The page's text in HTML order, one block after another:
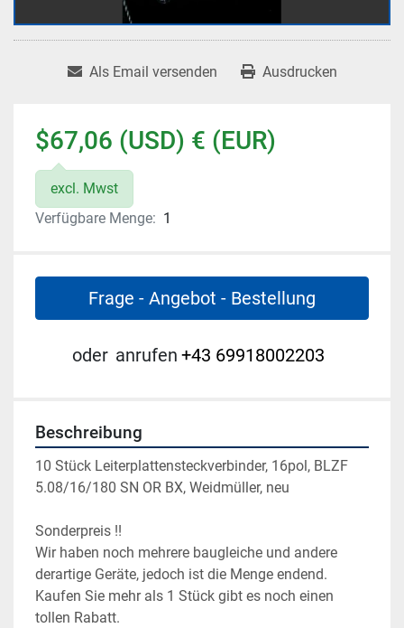
Als Email versenden Ausdrucken
$67,06 (USD) € (EUR)
excl. Mwst
Verfügbare Menge: 1
Frage - Angebot - Bestellung
oder anrufen +43 69918002203
Beschreibung
10 Stück Leiterplattensteckverbinder, 16pol, BLZF
5.08/16/180 SN OR BX, Weidmüller, neu
Sonderpreis !!
Wir haben noch mehrere baugleiche und andere
derartige Geräte, jedoch ist die Menge endend.
Kaufen Sie mehr als 1 Stück gibt es noch einen
tollen Rabatt.